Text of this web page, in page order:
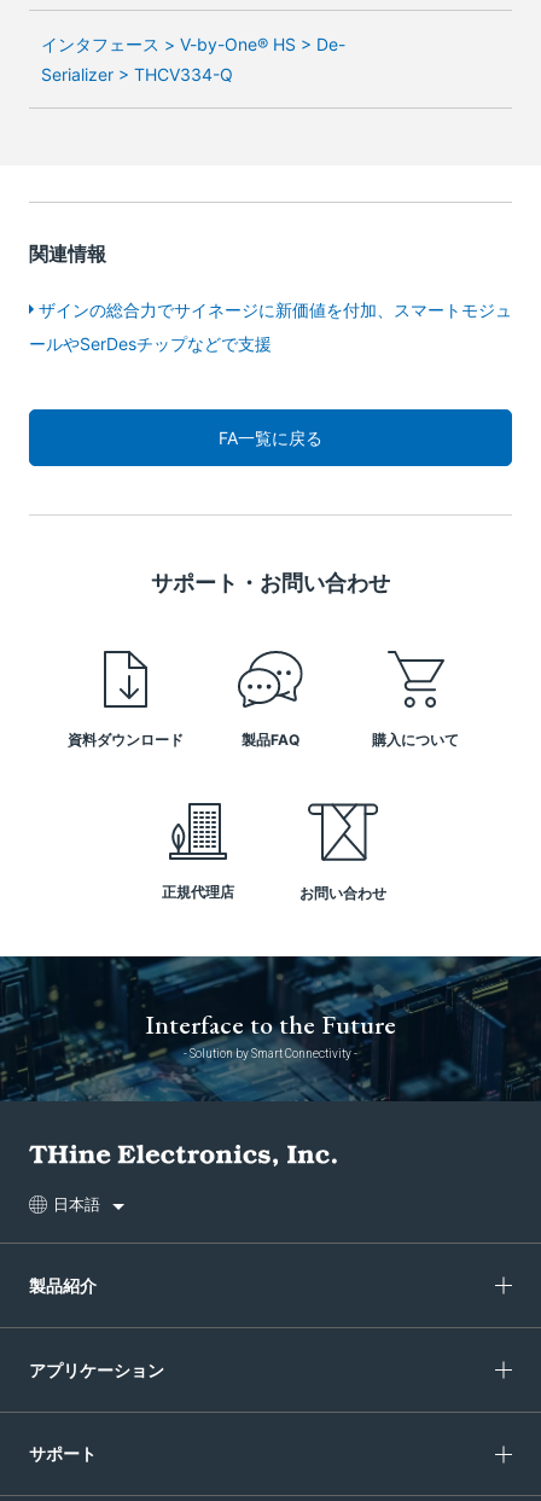
インタフェース > V-by-One® HS > De-
Serializer > THCV334-Q
関連情報
ザインの総合力でサイネージに新価値を付加、スマートモジュ
ールやSerDesチップなどで支援
FA一覧に戻る
サポート・お問い合わせ
資料ダウンロード 製品FAQ 購入について
正規代理店 お問い合わせ
Interface to the Future
- Solution by Smart Connectivity -
日本語
製品紹介
アプリケーション
サポート